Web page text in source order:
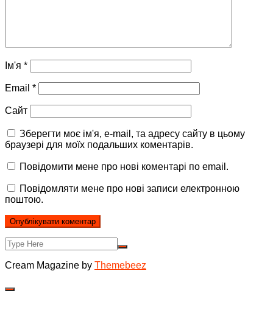
Ім'я *
Email *
Сайт
Зберегти моє ім'я, e-mail, та адресу сайту в цьому
браузері для моїх подальших коментарів.
Повідомити мене про нові коментарі по email.
Повідомляти мене про нові записи електронною
поштою.
Cream Magazine by Themebeez